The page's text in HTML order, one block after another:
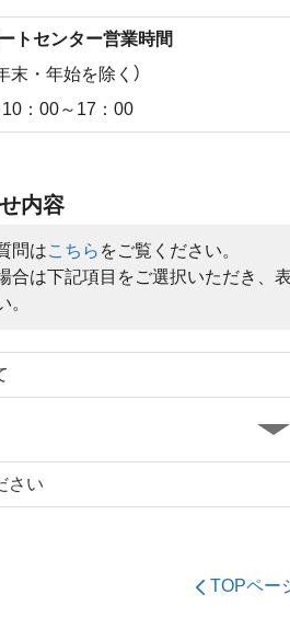
トセンター営業時間
末・年始を除く）
：00～17：00
内容
問はこちら をご覧ください。
合は下記項目をご選択いただき、
。
TOPペー